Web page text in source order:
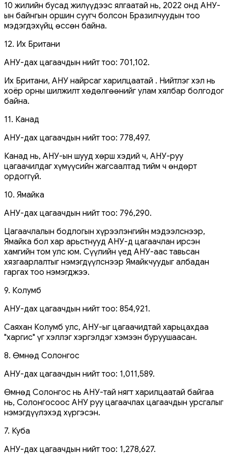
10 жилийн бусад жилүүдээс ялгаатай нь, 2022 онд АНУ-
ын байнгын оршин суугч болсон Бразилчуудын тоо
мэдэгдэхүйц өссөн байна.
12. Их Британи
АНУ-дах цагаачдын нийт тоо: 701,102.
Их Британи, АНУ найрсаг харилцаатай . Нийтлэг хэл нь
хоёр орны шилжилт хөдөлгөөнийг улам хялбар болгодог
байна.
11. Канад
АНУ-дах цагаачдын нийт тоо: 778,497.
Канад нь, АНУ-ын шууд хөрш хэдий ч, АНУ-руу
цагаачилдаг хүмүүсийн жагсаалтад тийм ч өндөрт
ордоггүй.
10. Ямайка
АНУ-дах цагаачдын нийт тоо: 796,290.
Цагаачлалын бодлогын хүрээлэнгийн мэдээлснээр,
Ямайка бол хар арьстнууд АНУ-д цагаачлан ирсэн
хамгийн том улс юм. Сүүлийн үед АНУ-аас тавьсан
хязгаарлалтыг нэмэгдүүлснээр Ямайкчуудыг албадан
гаргах тоо нэмэгджээ.
9. Колумб
АНУ-дах цагаачдын нийт тоо: 854,921.
Саяхан Колумб улс, АНУ-ыг цагаачидтай харьцахдаа
"харгис" үг хэллэг хэргэлдэг хэмээн буруушаасан.
8. Өмнөд Солонгос
АНУ-дах цагаачдын нийт тоо: 1,011,589.
Өмнөд Солонгос нь АНУ-тай нягт харилцаатай байгаа
нь, Солонгосоос АНУ руу цагаачлах цагаачдын урсгалыг
нэмэгдүүлэхэд хүргэсэн.
7. Куба
АНУ-дах цагаачдын нийт тоо: 1,278,627.